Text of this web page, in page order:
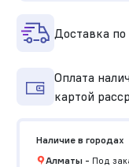
Доставка
Оплата
картой
Наличие в городах
Алматы- Под